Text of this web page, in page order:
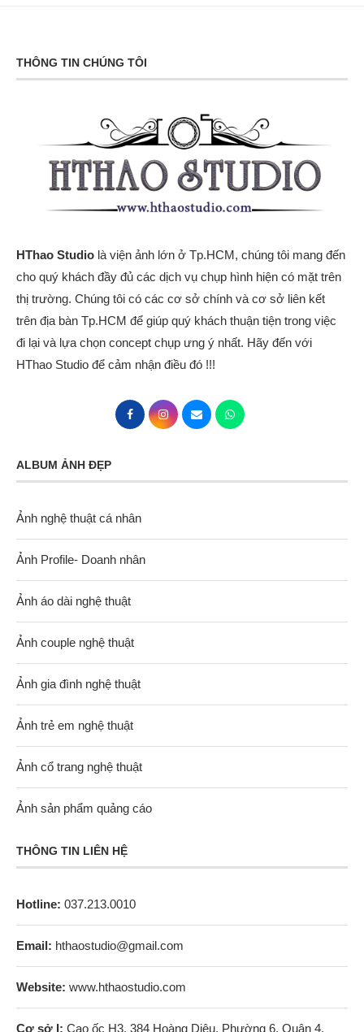
THÔNG TIN CHÚNG TÔI
HThao Studio là viện ảnh lớn ở Tp.HCM, chúng tôi mang đến
cho quý khách đầy đủ các dịch vụ chụp hình hiện có mặt trên
thị trường. Chúng tôi có các cơ sở chính và cơ sở liên kết
trên địa bàn Tp.HCM để giúp quý khách thuận tiện trong việc
đi lại và lựa chọn concept chụp ưng ý nhất. Hãy đến với
HThao Studio để cảm nhận điều đó !!!
ALBUM ẢNH ĐẸP
Ảnh nghệ thuật cá nhân
Ảnh Profile- Doanh nhân
Ảnh áo dài nghệ thuật
Ảnh couple nghệ thuật
Ảnh gia đình nghệ thuật
Ảnh trẻ em nghệ thuật
Ảnh cổ trang nghệ thuật
Ảnh sản phẩm quảng cáo
THÔNG TIN LIÊN HỆ
Hotline: 037.213.0010
Email: hthaostudio@gmail.com
Website: www.hthaostudio.com
Cơ sở I: Cao ốc H3, 384 Hoàng Diệu, Phường 6, Quận 4,